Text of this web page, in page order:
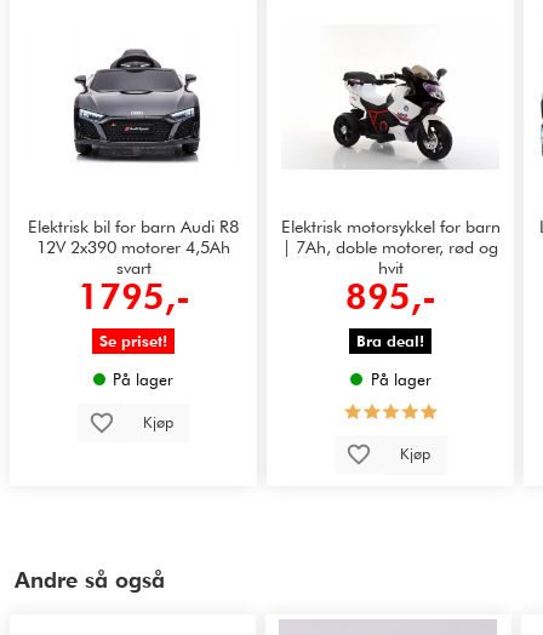
Elektrisk bil for barn Audi R8
12V 2x390 motorer 4,5Ah
svart
1795,-
Se priset!
På lager
Kjøp
Elektrisk motorsykkel for barn
| 7Ah, doble motorer, rød og
hvit
895,-
Bra deal!
På lager
Kjøp
Andre så også